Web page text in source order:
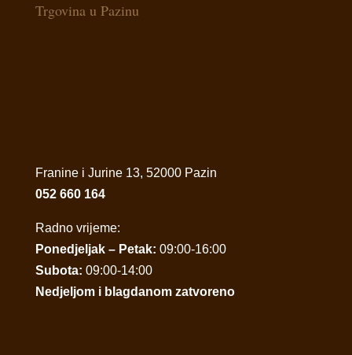
Trgovina u Pazinu
Franine i Jurine 13, 52000 Pazin
052 660 164
Radno vrijeme:
Ponedjeljak – Petak: 09:00-16:00
Subota: 09:00-14:00
Nedjeljom i blagdanom zatvoreno